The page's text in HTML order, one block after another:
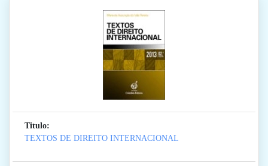
Titulo:
TEXTOS DE DIREITO INTERNACIONAL